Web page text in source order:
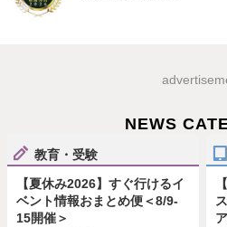
NEWS
教育・受験
【夏休み2026】すぐ行けるイ
ベント情報おまとめ便＜8/9-
15開催＞